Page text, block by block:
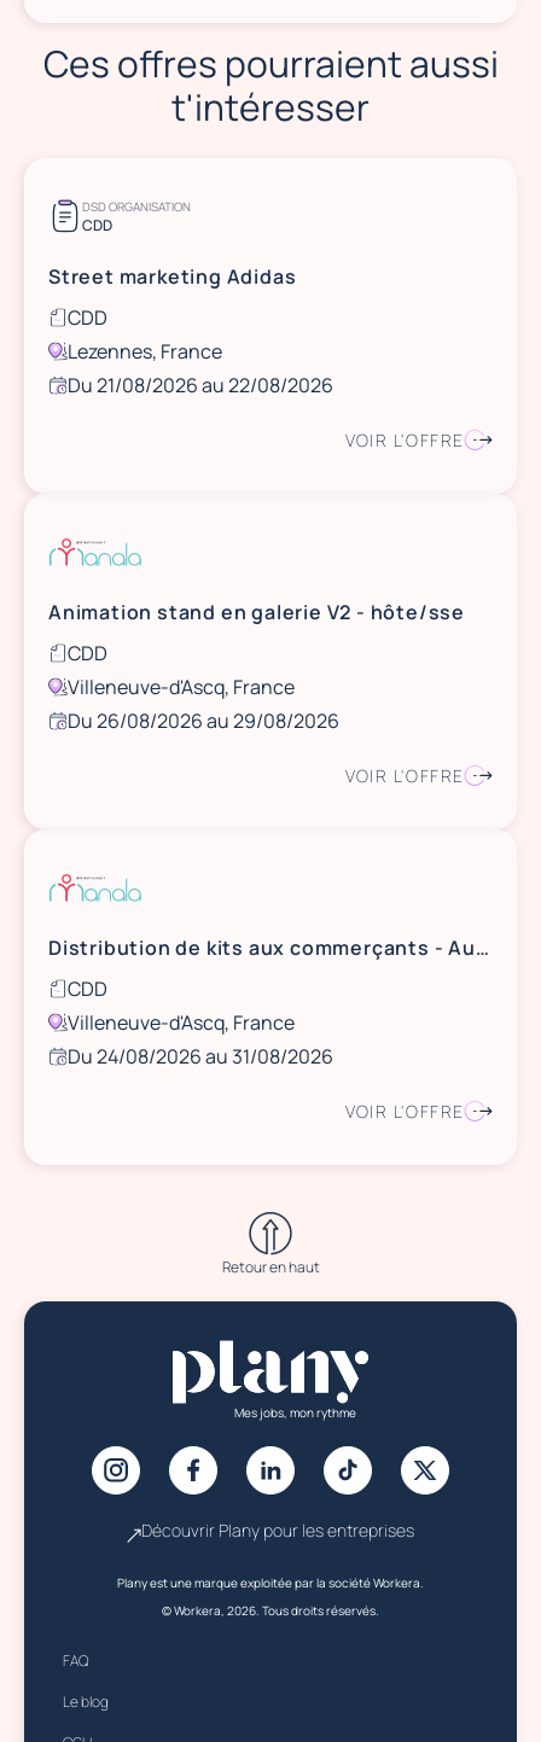
Ces offres pourraient aussi
t'intéresser
DSD ORGANISATION
CDD
Street marketing Adidas
CDD
Lezennes, France
Du 21/08/2026 au 22/08/2026
VOIR L'OFFRE
Animation stand en galerie V2 - hôte/sse
CDD
Villeneuve-d'Ascq, France
Du 26/08/2026 au 29/08/2026
VOIR L'OFFRE
Distribution de kits aux commerçants - Aushopping V2
CDD
Villeneuve-d'Ascq, France
Du 24/08/2026 au 31/08/2026
VOIR L'OFFRE
Retour en haut
Mes jobs, mon rythme
Découvrir Plany pour les entreprises
Plany est une marque exploitée par la société Workera.
© Workera, 2026. Tous droits réservés.
FAQ
Le blog